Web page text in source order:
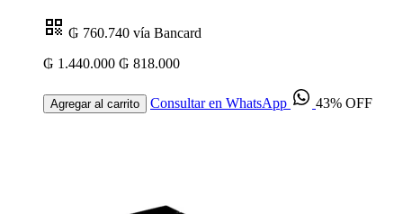
₲ 760.740 vía Bancard
₲ 1.440.000 ₲ 818.000
Agregar al carrito Consultar en WhatsApp 43% OFF